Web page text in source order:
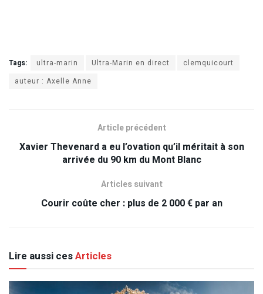
Tags: ultra-marin Ultra-Marin en direct
clemquicourt
auteur : Axelle Anne
Article précédent
Xavier Thevenard a eu l’ovation qu’il méritait à son
arrivée du 90 km du Mont Blanc
Articles suivant
Courir coûte cher : plus de 2 000 € par an
Lire aussi cesArticles